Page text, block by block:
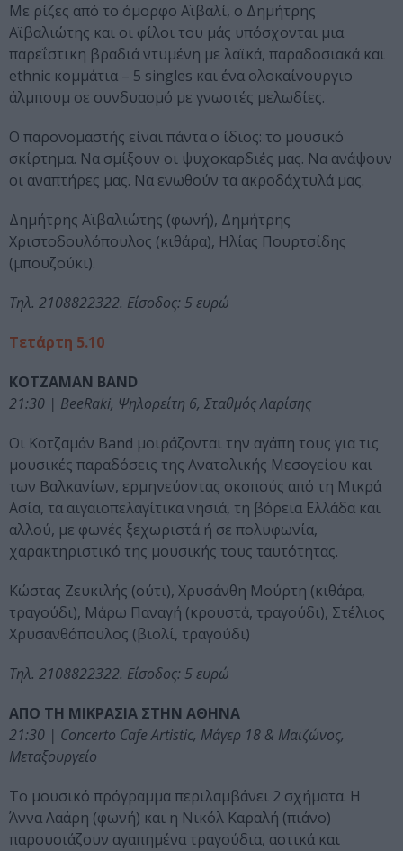
Με ρίζες από το όμορφο Αϊβαλί, ο Δημήτρης
Αϊβαλιώτης και οι φίλοι του μάς υπόσχονται μια
παρεΐστικη βραδιά ντυμένη με λαϊκά, παραδοσιακά και
ethnic κομμάτια – 5 singles και ένα ολοκαίνουργιο
άλμπουμ σε συνδυασμό με γνωστές μελωδίες.
Ο παρονομαστής είναι πάντα ο ίδιος: το μουσικό
σκίρτημα. Να σμίξουν οι ψυχοκαρδιές μας. Να ανάψουν
οι αναπτήρες μας. Να ενωθούν τα ακροδάχτυλά μας.
Δημήτρης Αϊβαλιώτης (φωνή), Δημήτρης
Χριστοδουλόπουλος (κιθάρα), Ηλίας Πουρτσίδης
(μπουζούκι).
Τηλ. 2108822322. Είσοδος: 5 ευρώ
Τετάρτη 5.10
ΚΟΤΖΑΜΑΝ BAND
21:30 | BeeRaki, Ψηλορείτη 6, Σταθμός Λαρίσης
Οι Κοτζαμάν Band μοιράζονται την αγάπη τους για τις
μουσικές παραδόσεις της Ανατολικής Μεσογείου και
των Βαλκανίων, ερμηνεύοντας σκοπούς από τη Μικρά
Ασία, τα αιγαιοπελαγίτικα νησιά, τη βόρεια Ελλάδα και
αλλού, με φωνές ξεχωριστά ή σε πολυφωνία,
χαρακτηριστικό της μουσικής τους ταυτότητας.
Κώστας Ζευκιλής (ούτι), Χρυσάνθη Μούρτη (κιθάρα,
τραγούδι), Μάρω Παναγή (κρουστά, τραγούδι), Στέλιος
Χρυσανθόπουλος (βιολί, τραγούδι)
Τηλ. 2108822322. Είσοδος: 5 ευρώ
ΑΠΟ ΤΗ ΜΙΚΡΑΣΙΑ ΣΤΗΝ ΑΘΗΝΑ
21:30 | Concerto Cafe Artistic, Μάγερ 18 & Μαιζώνος,
Μεταξουργείο
Το μουσικό πρόγραμμα περιλαμβάνει 2 σχήματα. Η
Άννα Λαάρη (φωνή) και η Νικόλ Καραλή (πιάνο)
παρουσιάζουν αγαπημένα τραγούδια, αστικά και